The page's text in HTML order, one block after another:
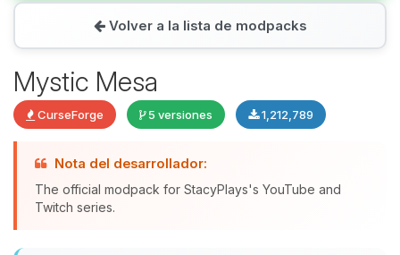
Volver a la lista de modpacks
Mystic Mesa
CurseForge 5 versiones 1,212,789
Nota del desarrollador:
The official modpack for StacyPlays's YouTube and
Twitch series.
Yupi, por fin alguien con quien
hablar! Soy Choupy, tu pequeno